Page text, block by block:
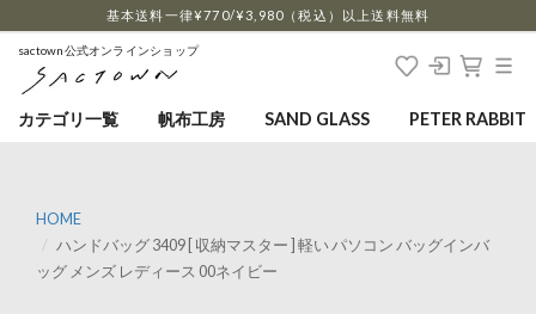
基本送料一律¥770/¥3,980（税込）以上送料無料
sactown公式オンラインショップ
カテゴリ一覧 帆布工房 SAND GLASS PETER RABBIT
HOME
ハンドバッグ 3409 [ 収納マスター ] 軽い パソコン バッグインバ
ッグ メンズ レディース 00ネイビー